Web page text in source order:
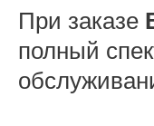
При заказе
полный